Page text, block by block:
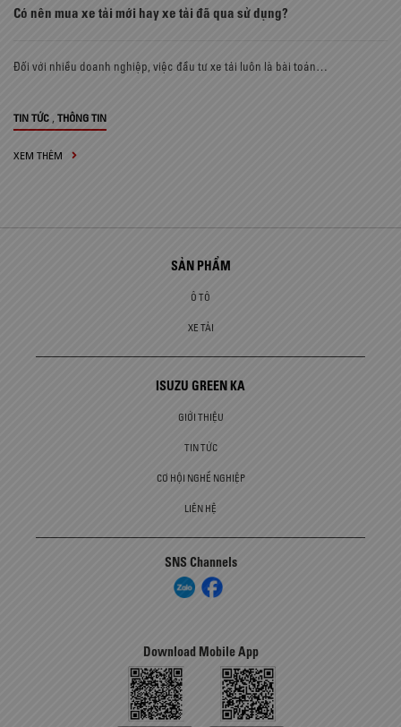
Có nên mua xe tải mới hay xe tải đã qua sử dụng?
Đối với nhiều doanh nghiệp, việc đầu tư xe tải luôn là bài toán…
TIN TỨC THÔNG TIN
XEM THÊM
SẢN PHẨM
Ô TÔ
XE TẢI
ISUZU GREEN KA
GIỚI THIỆU
TIN TỨC
CƠ HỘI NGHỀ NGHIỆP
LIÊN HỆ
SNS Channels
Download Mobile App